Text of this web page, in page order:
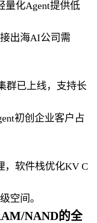
量化Agent提供低
出海AI公司需
群已上线，支持长
初创企业客户占
，软件栈优化KV C
空间。
NAND的全